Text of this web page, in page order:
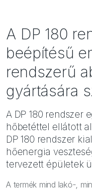
A DP 180
beépítésű
rendszerű
gyártására
A DP 180 rendszer
hőbetéttel ellátott
DP 180 rendszer
hőenergia
tervezett épületek
A termék mind lakó-,